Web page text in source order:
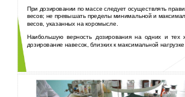
При дозировании по массе следует осуществлять
весов; не превышать пределы минимальной и
весов, указанных на коромысле.
Наибольшую верность дозирования на одних и тех
дозирование навесок, близких к максимальной